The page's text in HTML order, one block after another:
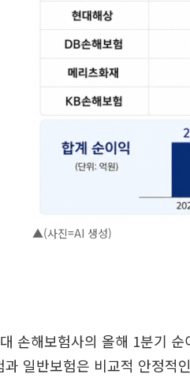
▲(사진=AI 생성)
손해보험사의 올해 1분기
과 일반보험은 비교적 안정적